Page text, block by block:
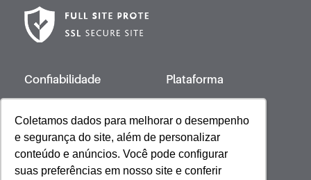
Coletamos dados para melhorar o desempenho
e segurança do site, além de personalizar
conteúdo e anúncios. Você pode configurar
suas preferências em nosso site e conferir
Confiabilidade Plataforma
Desenvolvido por